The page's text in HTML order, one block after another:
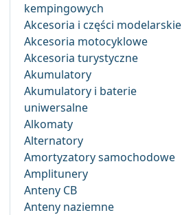
kempingowych
Akcesoria i części modelarskie
Akcesoria motocyklowe
Akcesoria turystyczne
Akumulatory
Akumulatory i baterie
uniwersalne
Alkomaty
Alternatory
Amortyzatory samochodowe
Amplitunery
Anteny CB
Anteny naziemne